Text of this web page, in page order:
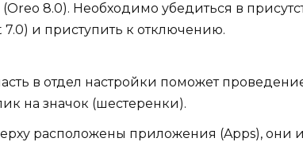
8.0). Необходимо убедиться в
7.0) и приступить к отключению.
в отдел настройки поможет
на значок (шестеренки).
расположены приложения (Apps), они